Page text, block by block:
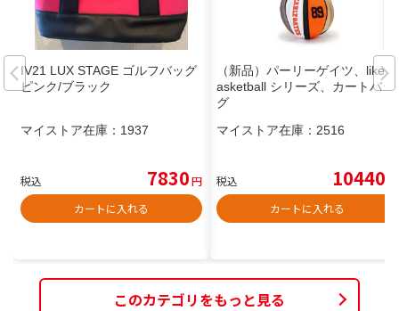
IV21 LUX STAGE ゴルフバッグ
ピンク/ブラック
マイストア在庫： 1937
税込 7830円
カートに入れる
（新品）パーリーゲイツ、like B
asketball シリーズ、カートバッ
グ
マイストア在庫： 2516
税込 10440
カートに入れる
このカテゴリをもっと見る